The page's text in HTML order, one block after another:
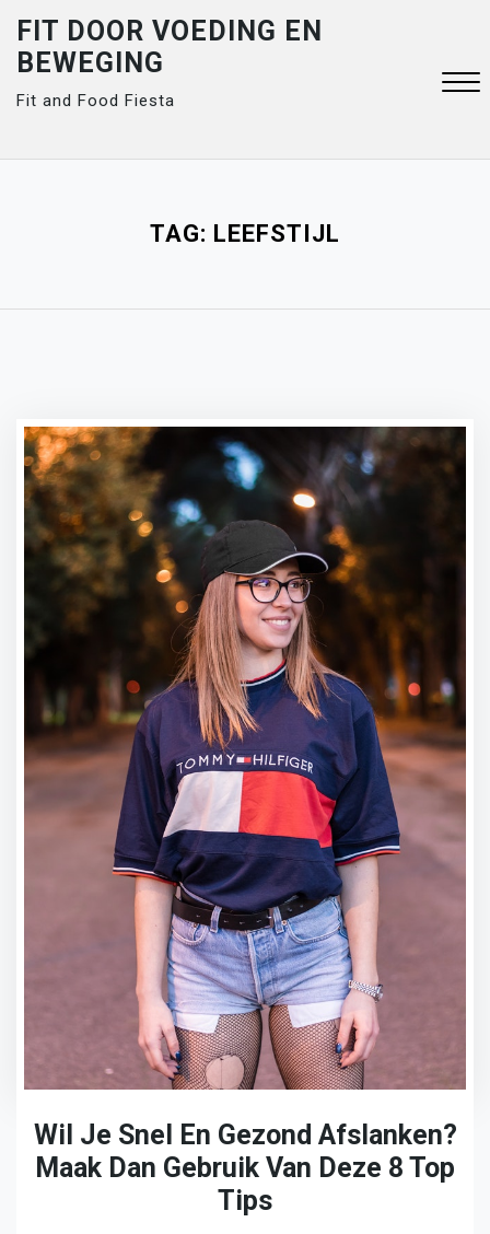
content
FIT DOOR VOEDING EN
BEWEGING
Fit and Food Fiesta
TAG: LEEFSTIJL
Wil Je Snel En Gezond Afslanken?
Maak Dan Gebruik Van Deze 8 Top
Tips